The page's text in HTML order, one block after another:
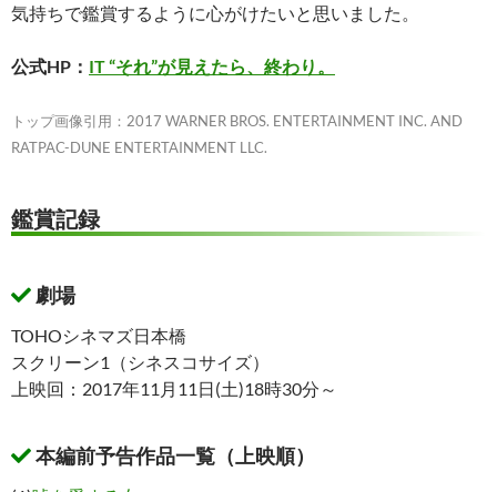
気持ちで鑑賞するように心がけたいと思いました。
公式HP： IT “それ”が見えたら、終わり。
トップ画像引用：2017 WARNER BROS. ENTERTAINMENT INC. AND
RATPAC-DUNE ENTERTAINMENT LLC.
鑑賞記録
劇場
TOHOシネマズ日本橋
スクリーン1（シネスコサイズ）
上映回：2017年11月11日(土)18時30分～
本編前予告作品一覧（上映順）